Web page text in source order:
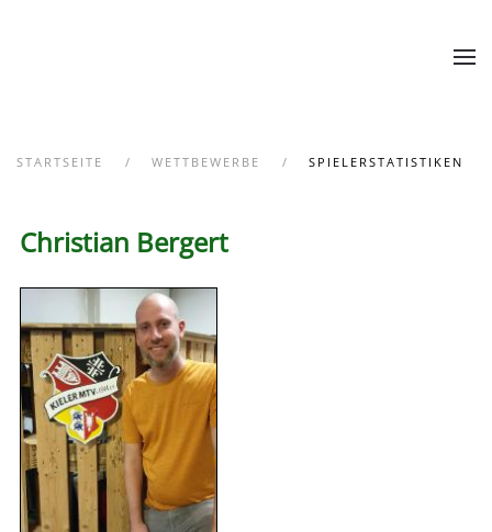
STARTSEITE WETTBEWERBE SPIELERSTATISTIKEN
Christian Bergert